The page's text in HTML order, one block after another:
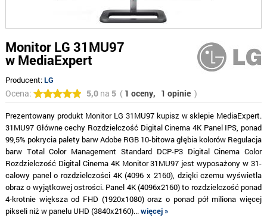
Monitor LG 31MU97
w MediaExpert
Producent:LG
Ocena: 5,0na 5( 1 oceny, 1 opinie )
Prezentowany produkt Monitor LG 31MU97 kupisz w sklepie MediaExpert.
31MU97 Główne cechy Rozdzielczość Digital Cinema 4K Panel IPS, ponad
99,5% pokrycia palety barw Adobe RGB 10-bitowa głębia kolorów Regulacja
barw Total Color Management Standard DCP-P3 Digital Cinema Color
Rozdzielczość Digital Cinema 4K Monitor 31MU97 jest wyposażony w 31-
calowy panel o rozdzielczości 4K (4096 x 2160), dzięki czemu wyświetla
obraz o wyjątkowej ostrości. Panel 4K (4096x2160) to rozdzielczość ponad
4-krotnie większa od FHD (1920x1080) oraz o ponad pół miliona więcej
pikseli niż w panelu UHD (3840x2160)...więcej »